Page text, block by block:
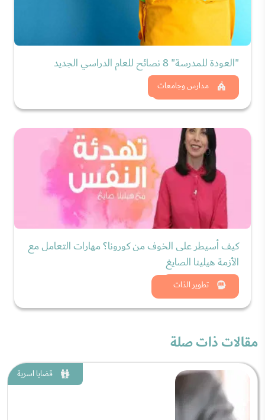
مدارس وجامعات
"العودة للمدرسة" 8 نصائح للعام الدراسي الجديد
شاهد الان
تطوير الذات
كيف أسيطر على الخوف من كورونا؟ مهارات التعامل مع
الأزمة هيلينا الصايغ
شاهد الان
مقالات ذات صلة
قضايا اسرية